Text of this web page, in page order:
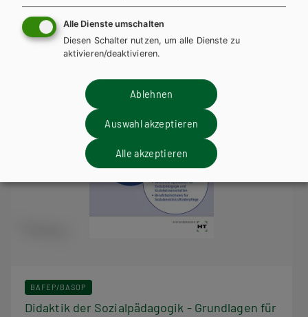
Lehrbuch Lehrbuch + E-Book
BAFEP/BASOP
Didaktik der Sozialpädagogik - Grundlagen für
Alle Dienste umschalten
Diesen Schalter nutzen, um alle Dienste zu
aktivieren/deaktivieren.
Ablehnen
Auswahl akzeptieren
Alle akzeptieren